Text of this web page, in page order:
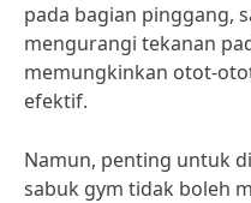
pada bagian pinggang,
mengurangi tekanan
memungkinkan otot-
efektif.
Namun, penting untuk
sabuk gym tidak boleh